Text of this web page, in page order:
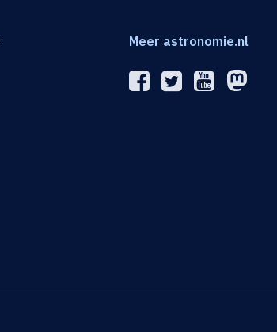
Meer astronomie.nl